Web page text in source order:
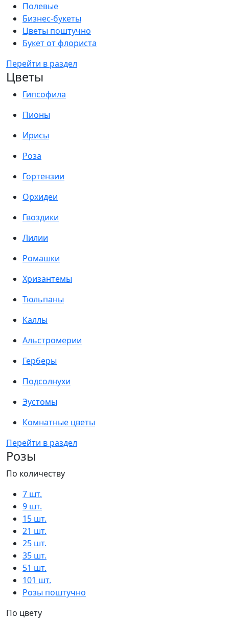
Полевые
Бизнес-букеты
Цветы поштучно
Букет от флориста
Перейти в раздел
Цветы
Гипсофила
Пионы
Ирисы
Роза
Гортензии
Орхидеи
Гвоздики
Лилии
Ромашки
Хризантемы
Тюльпаны
Каллы
Альстромерии
Герберы
Подсолнухи
Эустомы
Комнатные цветы
Перейти в раздел
Розы
По количеству
7 шт.
9 шт.
15 шт.
21 шт.
25 шт.
35 шт.
51 шт.
101 шт.
Розы поштучно
По цвету